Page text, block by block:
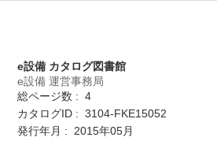
e設備 カタログ図書館
e設備 運営事務局
総ページ数 : 4
カタログID : 3104-FKE15052
発行年月 : 2015年05月